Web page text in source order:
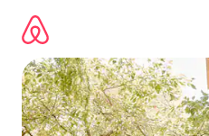
direct
naar
inhoud